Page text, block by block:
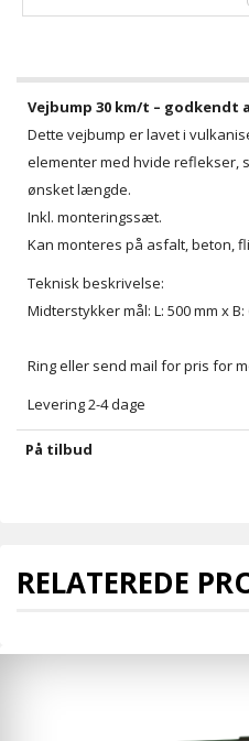
Vejbump 30 km/t –
Dette vejbump er lavet i
elementer med hvide reflekser,
ønsket længde.
Inkl. monteringssæt.
Kan monteres på asfalt, beton,
Teknisk beskrivelse:
Midterstykker mål: L: 500 mm x B:
Ring eller send mail for pris for
Levering 2-4 dage
På tilbud
RELATEREDE